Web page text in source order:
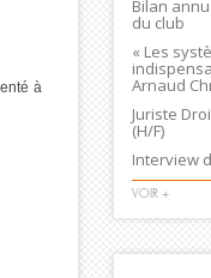
à
Bilan
du club
« Les
Arnaud
Juriste
(H/F)
Interview
VOIR +